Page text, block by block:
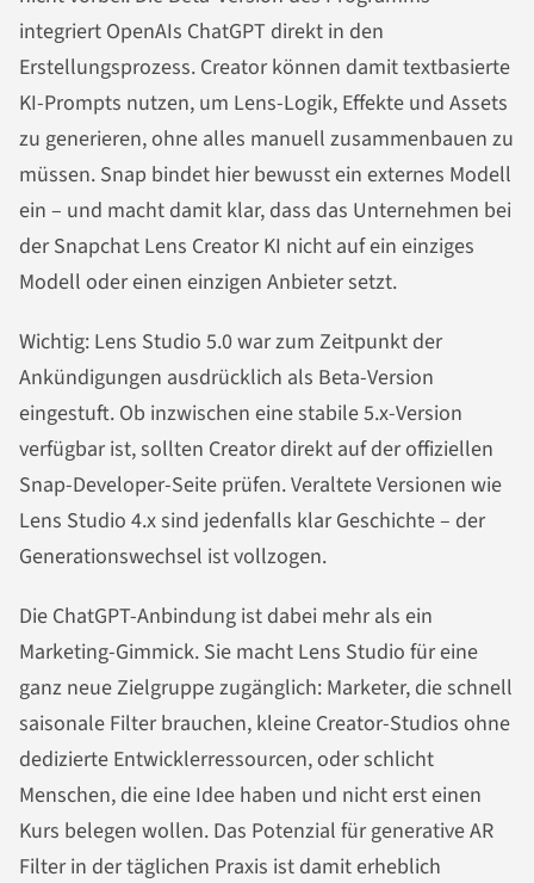
integriert OpenAIs ChatGPT direkt in den
Erstellungsprozess. Creator können damit textbasierte
KI-Prompts nutzen, um Lens-Logik, Effekte und Assets
zu generieren, ohne alles manuell zusammenbauen zu
müssen. Snap bindet hier bewusst ein externes Modell
ein – und macht damit klar, dass das Unternehmen bei
der Snapchat Lens Creator KI nicht auf ein einziges
Modell oder einen einzigen Anbieter setzt.
Wichtig: Lens Studio 5.0 war zum Zeitpunkt der
Ankündigungen ausdrücklich als Beta-Version
eingestuft. Ob inzwischen eine stabile 5.x-Version
verfügbar ist, sollten Creator direkt auf der offiziellen
Snap-Developer-Seite prüfen. Veraltete Versionen wie
Lens Studio 4.x sind jedenfalls klar Geschichte – der
Generationswechsel ist vollzogen.
Die ChatGPT-Anbindung ist dabei mehr als ein
Marketing-Gimmick. Sie macht Lens Studio für eine
ganz neue Zielgruppe zugänglich: Marketer, die schnell
saisonale Filter brauchen, kleine Creator-Studios ohne
dedizierte Entwicklerressourcen, oder schlicht
Menschen, die eine Idee haben und nicht erst einen
Kurs belegen wollen. Das Potenzial für generative AR
Filter in der täglichen Praxis ist damit erheblich